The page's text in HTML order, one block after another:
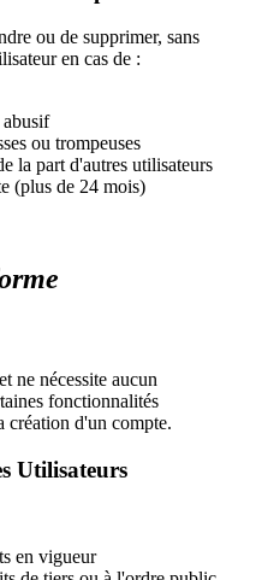
ou de supprimer, sans
en cas de :
ou trompeuses
la part d'autres utilisateurs
(plus de 24 mois)
ne nécessite aucun
fonctionnalités
création d'un compte.
Utilisateurs
en vigueur